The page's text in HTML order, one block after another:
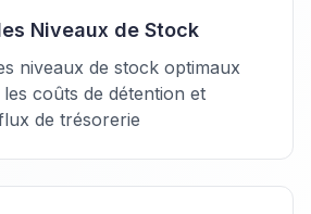
Niveaux de Stock
niveaux de stock optimaux
coûts de détention et
de trésorerie